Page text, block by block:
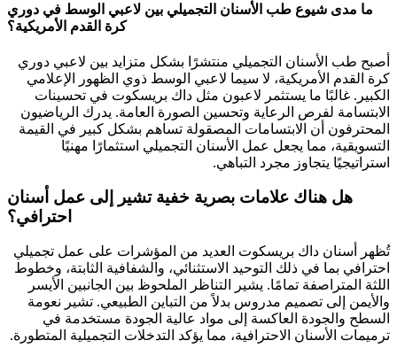
ما مدى شيوع طب الأسنان التجميلي بين لاعبي الوسط في دوري
كرة القدم الأمريكية؟
أصبح طب الأسنان التجميلي منتشرًا بشكل متزايد بين لاعبي دوري
كرة القدم الأمريكية، لا سيما لاعبي الوسط ذوي الظهور الإعلامي
الكبير. غالبًا ما يستثمر لاعبون مثل داك بريسكوت في تحسينات
الابتسامة لفرص الرعاية وتحسين الصورة العامة. يدرك الرياضيون
المحترفون أن الابتسامات المصقولة تساهم بشكل كبير في القيمة
التسويقية، مما يجعل عمل الأسنان التجميلي استثمارًا مهنيًا
استراتيجيًا يتجاوز مجرد التباهي.
هل هناك علامات بصرية خفية تشير إلى عمل أسنان
احترافي؟
تُظهر أسنان داك بريسكوت العديد من المؤشرات على عمل تجميلي
احترافي بما في ذلك التوحيد الاستثنائي، والشفافية الثابتة، وخطوط
اللثة المتراصفة تمامًا. يشير التناظر الملحوظ بين الجانبين الأيسر
والأيمن إلى تصميم مدروس بدلاً من التباين الطبيعي. تشير نعومة
السطح والجودة العاكسة إلى مواد عالية الجودة مستخدمة في
ترميمات الأسنان الاحترافية، مما يؤكد التدخلات التجميلية المتطورة.